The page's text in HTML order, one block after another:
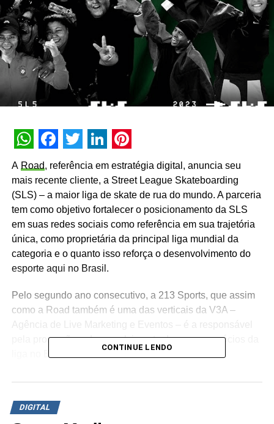
WhatsApp
Facebook
Twitter
LinkedIn
Pinterest
A Road, referência em estratégia digital, anuncia seu
mais recente cliente, a Street League Skateboarding
(SLS) – a maior liga de skate de rua do mundo. A parceria
tem como objetivo fortalecer o posicionamento da SLS
em suas redes sociais como referência em sua trajetória
única, como proprietária da principal liga mundial da
categoria e o quanto isso reforça o desenvolvimento do
esporte aqui no Brasil.
Pelo segundo ano consecutivo, a 213 Sports, que assim
como a Road também é uma das verticais da V3A –
Agência de Live Marketing e Eventos – é a responsável
pela promoção e desenvolvimento de novos negócios da
liga no Brasil.
A Street League Skateboarding encontrou na Road uma
visibilidade da liga nas redes sociais e ajudar na
CONTINUE LENDO
DIGITAL